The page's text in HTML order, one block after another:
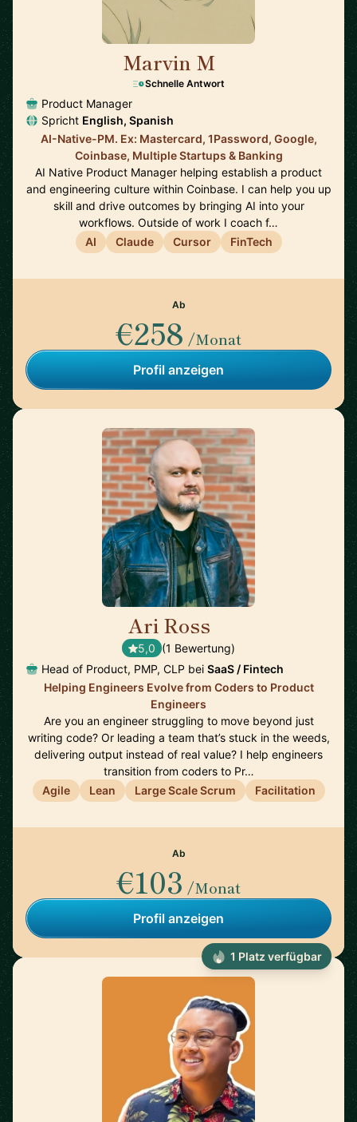
Marvin M
Schnelle Antwort
Product Manager
Spricht English, Spanish
AI-Native-PM. Ex: Mastercard, 1Password, Google,
Coinbase, Multiple Startups & Banking
AI Native Product Manager helping establish a product
and engineering culture within Coinbase. I can help you up
skill and drive outcomes by bringing AI into your
workflows. Outside of work I coach f…
AI
Claude Cursor FinTech
Ab
€258 /Monat
Profil anzeigen
Ari Ross
5,0 (1 Bewertung)
Head of Product, PMP, CLP bei SaaS / Fintech
Helping Engineers Evolve from Coders to Product
Engineers
Are you an engineer struggling to move beyond just
writing code? Or leading a team that’s stuck in the weeds,
delivering output instead of real value? I help engineers
transition from coders to Pr…
Agile
Lean Large Scale Scrum Facilitation
Ab
€103 /Monat
Profil anzeigen
1 Platz verfügbar